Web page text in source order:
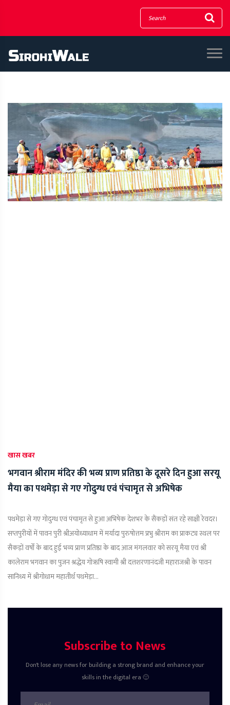
खास खबर
भगवान श्रीराम मंदिर की भव्य प्राण प्रतिष्ठा के दूसरे दिन हुआ सरयू
मैया का पथमेड़ा से गए गोदुग्ध एवं पंचामृत से अभिषेक
पथमेड़ा से गए गोदुग्ध एवं पंचामृत से हुआ अभिषेक देशभर के सैंकड़ों संत रहे साक्षी रेवदर।
सप्तपुरीयों में पावन पुरी श्रीअयोध्याधाम में मर्यादा पुरुषोत्तम प्रभु श्रीराम का प्राकट्य स्थल पर
सैकड़ों वर्षों के बाद हुई भव्य प्राण प्रतिष्ठा के बाद आज मंगलवार को सरयू मैया एवं श्री
कालेराम भगवान का पुजन श्रद्धेय गोऋषि स्वामी श्री दत्तशरणानंदजी महाराजश्री के पावन
सानिध्य में श्रीगोधाम महातीर्थ पथमेड़ा...
Subscribe to News
Don't lose any news for building a strong brand and enhance your
skills in the digital era 🙂